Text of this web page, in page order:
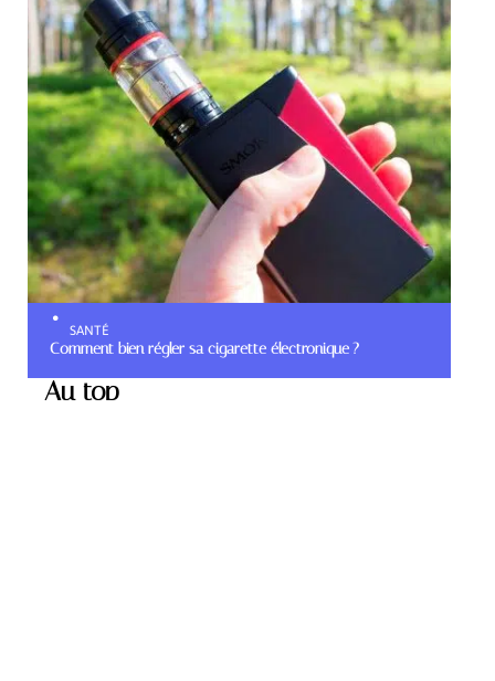
SANTÉ
Comment bien régler sa cigarette électronique ?
Au top